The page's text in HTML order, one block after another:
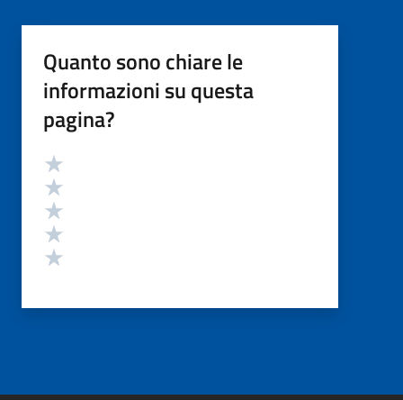
Quanto sono chiare le
informazioni su questa
pagina?
Valutazione